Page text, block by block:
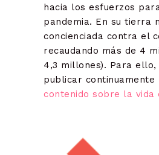
hacia los esfuerzos
pandemia. En su tierra
concienciada contra el
recaudando más de 4
4,3 millones). Para
publicar continuamente
contenido sobre la vida